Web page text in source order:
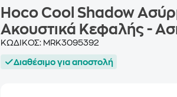
Hoco Cool Shadow
Ακουστικά Κεφαλής -
ΚΩΔΙΚΟΣ: MRK3095392
Διαθέσιμο για αποστολή